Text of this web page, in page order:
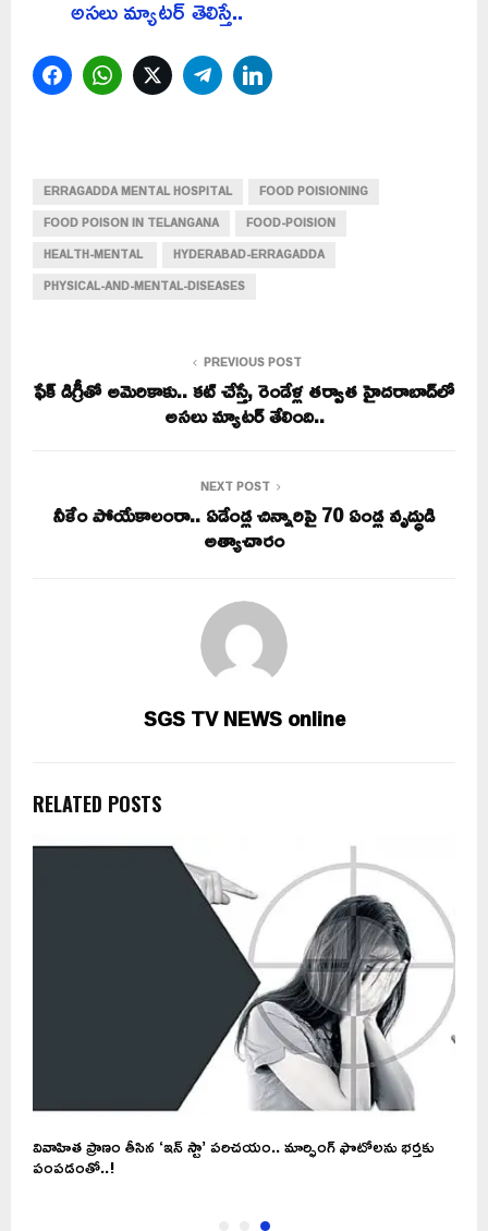
అసలు మ్యాటర్ తెలిస్తే..
FacebookWhatsAppTwitterTelegram
ERRAGADDA MENTAL HOSPITAL
FOOD POISIONING
FOOD POISON IN TELANGANA
FOOD-POISION
HEALTH-MENTAL
HYDERABAD-ERRAGADDA
PHYSICAL-AND-MENTAL-DISEASES
PREVIOUS POST
ఫేక్ డిగ్రీతో అమెరికాకు.. కట్ చేస్తే, రెండేళ్ల తర్వాత హైదరాబాద్‌లో
అసలు మ్యాటర్ తేలింది..
NEXT POST
నీకేం పోయేకాలంరా.. ఏడేండ్ల చిన్నారిపై 70 ఏండ్ల వృద్ధుడి
అత్యాచారం
SGS TV NEWS online
RELATED POSTS
వివాహిత ప్రాణం తీసిన ‘ఇన్ స్టా’ పరిచయం.. మార్ఫింగ్ ఫొటోలను భర్తకు
పంపడంతో..!